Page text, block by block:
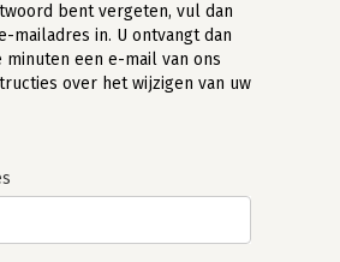
bent vergeten, vul dan
mailadres in. U ontvangt dan
minuten een e-mail van ons
over het wijzigen van uw